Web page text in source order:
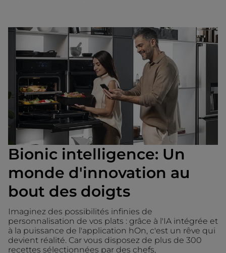
Bionic intelligence: Un
monde d'innovation au
bout des doigts
Imaginez des possibilités infinies de
personnalisation de vos plats : grâce à l'IA intégrée et
à la puissance de l'application hOn, c'est un rêve qui
devient réalité. Car vous disposez de plus de 300
recettes sélectionnées par des chefs,